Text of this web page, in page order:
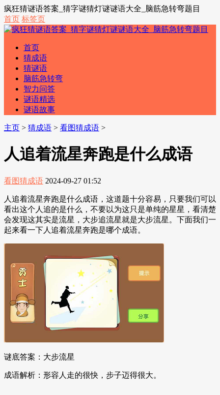
疯狂猜谜语答案_猜字谜猜灯谜谜语大全_脑筋急转弯题目
首页 标签页
首页
猜成语
猜谜语
脑筋急转弯
智力问答
谜语精选
谜语故事
主页 > 猜成语 > 看图猜成语 >
人追着流星奔跑是什么成语
看图猜成语 2024-09-27 01:52
人追着流星奔跑是什么成语，这道题十分容易，只要我们可以
看出这个人追的是什么，不要以为这只是单纯的星星，看清楚
会发现这其实是流星，大步追流星就是大步流星。下面我们一
起来看一下人追着流星奔跑是哪个成语。
谜底答案：大步流星
成语解析：形容人走的很快，步子迈得很大。